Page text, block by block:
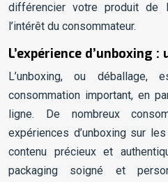
différencier votre produit de
l’intérêt du consommateur.
L’expérience d’unboxing
L’unboxing, ou
consommation important, en
ligne. De nombreux
expériences d’unboxing sur
contenu précieux et
packaging soigné et